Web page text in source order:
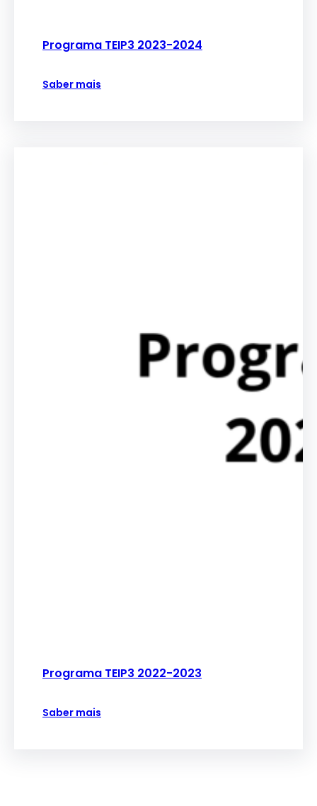
Programa TEIP3 2023-2024
Saber mais
Programa TEIP3 2022-2023
Saber mais